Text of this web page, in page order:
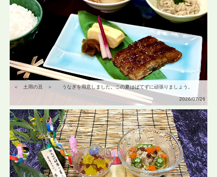
＜ 土用の丑 ＞ うなぎを用意しました。この夏はばてずに頑張りましょう。
2026/07/26